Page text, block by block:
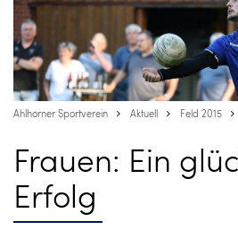
Ahlhorner Sportverein Aktuell Feld 2015
Frauen: Ein
Erfolg